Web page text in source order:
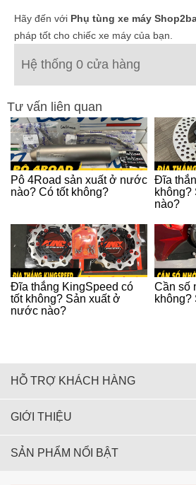
Hãy đến với Phụ tùng xe máy
pháp tốt cho chiếc xe máy của bạn.
Hệ thống 0 cửa hàng
Tư vấn liên quan
Pô 4Road sản xuất ở nước
nào? Có tốt không?
Đĩa
nào?
Đĩa thắng KingSpeed có
tốt không? Sản xuất ở
nước nào?
Cần số
không?
HỖ TRỢ KHÁCH HÀNG
GIỚI THIỆU
SẢN PHẨM NỔI BẬT